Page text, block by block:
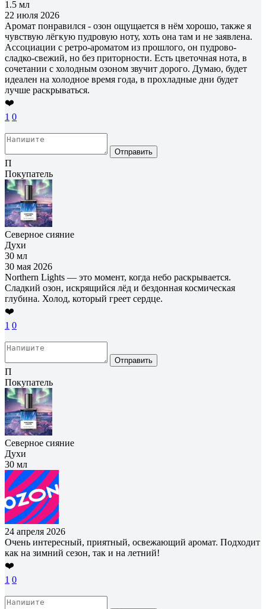
1.5 мл
22 июля 2026
Аромат понравился - озон ощущается в нём хорошо, также я
чувствую лёгкую пудровую ноту, хоть она там и не заявлена.
Ассоциации с ретро-ароматом из прошлого, он пудрово-
сладко-свежий, но без приторности. Есть цветочная нота, в
сочетании с холодным озоном звучит дорого. Думаю, будет
идеален на холодное время года, в прохладные дни будет
лучше раскрываться.
❤️
1 0
Отправить
П
Покупатель
Северное сияние
Духи
30 мл
30 мая 2026
Northern Lights — это момент, когда небо раскрывается.
Сладкий озон, искрящийся лёд и бездонная космическая
глубина. Холод, который греет сердце.
❤️
1 0
Отправить
П
Покупатель
Северное сияние
Духи
30 мл
24 апреля 2026
Очень интересный, приятный, освежающий аромат. Подходит
как на зимний сезон, так и на летний!
❤️
1 0